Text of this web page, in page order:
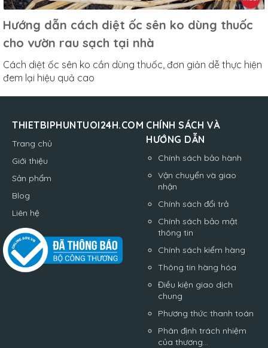
Hướng dẫn cách diệt ốc sên ko dùng thuốc
cho vườn rau sạch tại nhà
Cách diệt ốc sên ko cần dùng thuốc, đơn giản dễ thực hiện
đem lại hiệu quả cao
THIETBIPHUNTUOI24H.COM
Trang chủ
Giới thiệu
Sản phẩm
Blog
Liên hệ
CHÍNH SÁCH VÀ
HƯỚNG DẪN
Chính sách bảo hành
Vận chuyển và giao
nhận
Chính sách đổi trả
Chính sách bảo mật
thông tin
Chính sách kiểm hàng
Thông tin hàng hóa
Điều kiện giao dịch
chung
Phương thức thanh toán
Phân định trách nhiệm
của thương...